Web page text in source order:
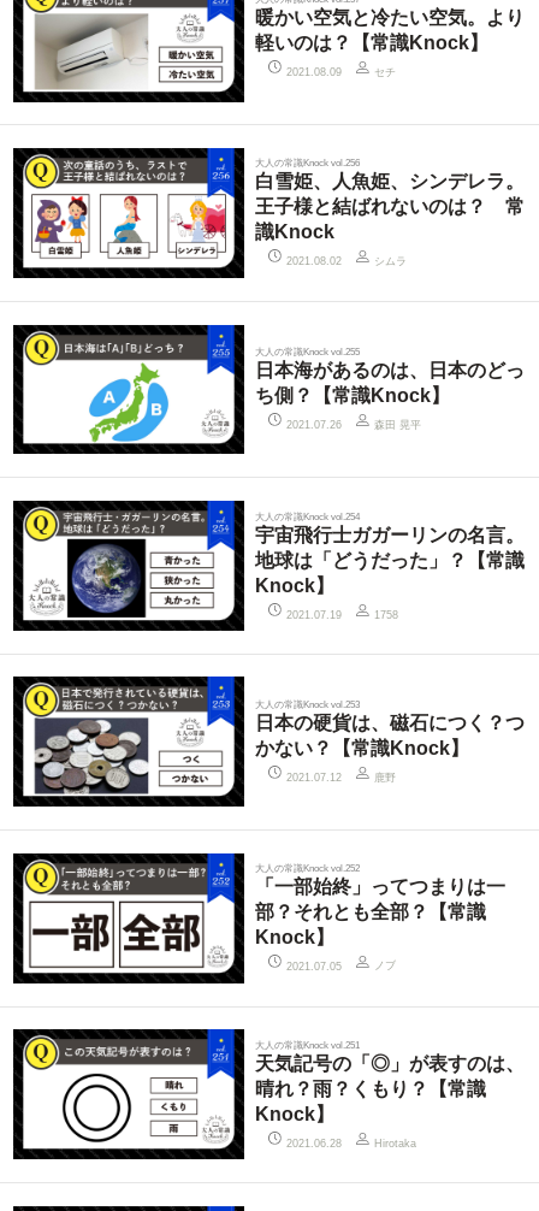
暖かい空気と冷たい空気。より
軽いのは？【常識Knock】
2021.08.09 セチ
大人の常識Knock vol.256
白雪姫、人魚姫、シンデレラ。
王子様と結ばれないのは？ 常
識Knock
2021.08.02 シムラ
大人の常識Knock vol.255
日本海があるのは、日本のどっ
ち側？【常識Knock】
2021.07.26 森田 晃平
大人の常識Knock vol.254
宇宙飛行士ガガーリンの名言。
地球は「どうだった」？【常識
Knock】
2021.07.19 1758
大人の常識Knock vol.253
日本の硬貨は、磁石につく？つ
かない？【常識Knock】
2021.07.12 鹿野
大人の常識Knock vol.252
「一部始終」ってつまりは一
部？それとも全部？【常識
Knock】
2021.07.05 ノブ
大人の常識Knock vol.251
天気記号の「◎」が表すのは、
晴れ？雨？くもり？【常識
Knock】
2021.06.28 Hirotaka